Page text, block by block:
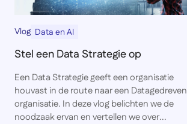
Vlog Data en AI
Stel een Data Strategie op
Een Data Strategie geeft een organisatie
houvast in de route naar een Datagedreven
organisatie. In deze vlog belichten we de
noodzaak ervan en vertellen we over...